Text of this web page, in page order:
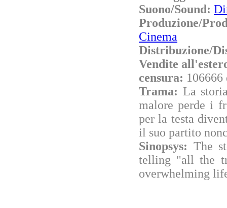
Suono/Sound:
Produzione/
Cinema
Distribuzione/
Vendite
censura:
Trama: La
malore perde i
per la testa
il suo partito
Sinopsys: The
telling "all the
overwhelming